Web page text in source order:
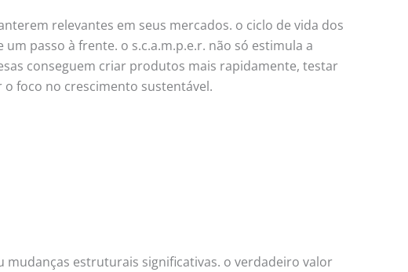
relevantes em seus mercados. o ciclo de vida dos
passo à frente. o s.c.a.m.p.e.r. não só estimula a
conseguem criar produtos mais rapidamente, testar
foco no crescimento sustentável.
estruturais significativas. o verdadeiro valor